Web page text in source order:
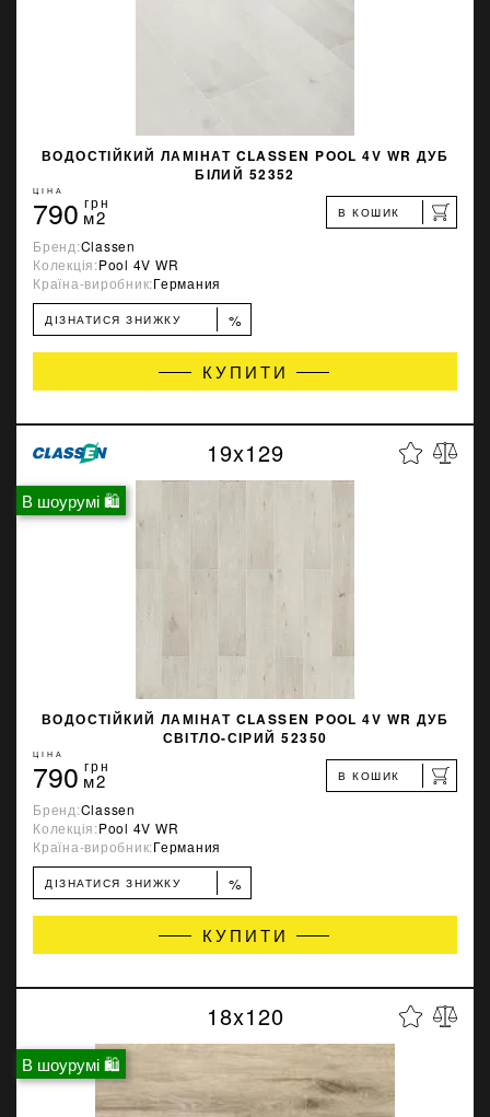
ВОДОСТІЙКИЙ ЛАМІНАТ CLASSEN POOL 4V WR ДУБ
БІЛИЙ 52352
ЦІНА
790 грн
м2 В КОШИК
Бренд:Classen
Колекція:Pool 4V WR
Країна-виробник:Германия
ДІЗНАТИСЯ ЗНИЖКУ %
КУПИТИ
В шоурумі 🛍
19x129
ВОДОСТІЙКИЙ ЛАМІНАТ CLASSEN POOL 4V WR ДУБ
СВІТЛО-СІРИЙ 52350
ЦІНА
790 грн
м2 В КОШИК
Бренд:Classen
Колекція:Pool 4V WR
Країна-виробник:Германия
ДІЗНАТИСЯ ЗНИЖКУ %
КУПИТИ
В шоурумі 🛍
18x120